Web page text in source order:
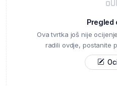
Pregled
Ova tvrtka još nije
radili ovdje, postanite